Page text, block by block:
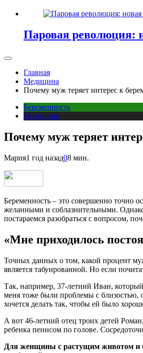
Паровая революция:
Главная
Медицина
Почему муж теряет интерес к
Беременность
Медицина
Почему муж теряет
Мария1 год назад08 мин.
Беременность – это совершенно точно
желанными и соблазнительными.
постараемся разобраться с вопросом,
«Мне приходилось
Точных данных о том, какой процент
является табуированной. Но если
Так, например, 37-летний Иван,
меня тоже были проблемы с близостью,
хочется делать так, чтобы ей было
А вот 46-летний отец троих детей
ребенка пенисом по голове.
Для женщины с растущим животом и